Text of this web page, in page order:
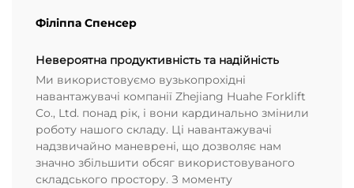
Філіппа Спенсер
Невероятна продуктивність та надійність
Ми використовуємо вузькопрохідні
навантажувачі компанії Zhejiang Huahe Forklift
Co., Ltd. понад рік, і вони кардинально змінили
роботу нашого складу. Ці навантажувачі
надзвичайно маневрені, що дозволяє нам
значно збільшити обсяг використовуваного
складського простору. З моменту